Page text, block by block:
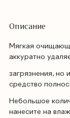
Описание
Мягкая
аккуратно
загрязнения, но
средство
Небольшое
нанесите на